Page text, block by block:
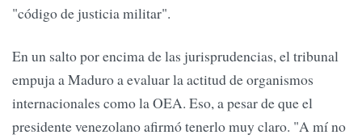
"código de justicia militar".
En un salto por encima de las jurisprudencias, el tribunal
empuja a Maduro a evaluar la actitud de organismos
internacionales como la OEA. Eso, a pesar de que el
presidente venezolano afirmó tenerlo muy claro. "A mí no